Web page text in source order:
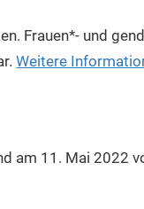
Frauen*- und
Weitere
am 11. Mai 2022